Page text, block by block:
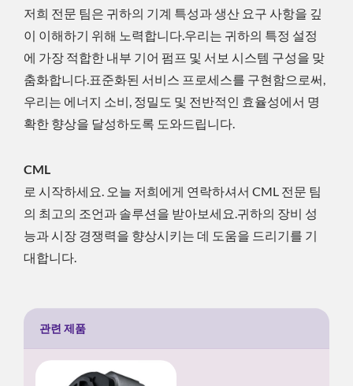
저희 전문 팀은 귀하의 기계 특성과 생산 요구 사항을 깊
이 이해하기 위해 노력합니다.우리는 귀하의 특정 설정
에 가장 적합한 내부 기어 펌프 및 서보 시스템 구성을 맞
춤화합니다.표준화된 서비스 프로세스를 구현함으로써,
우리는 에너지 소비, 정밀도 및 전반적인 효율성에서 명
확한 향상을 달성하도록 도와드립니다.
CML
로 시작하세요. 오늘 저희에게 연락하셔서 CML 전문 팀
의 최고의 조언과 솔루션을 받아보세요.귀하의 장비 성
능과 시장 경쟁력을 향상시키는 데 도움을 드리기를 기
대합니다.
관련 제품